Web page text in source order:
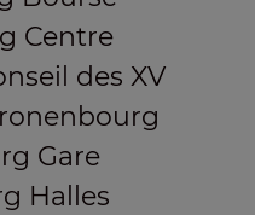
Centre
des XV
Gare
Halles